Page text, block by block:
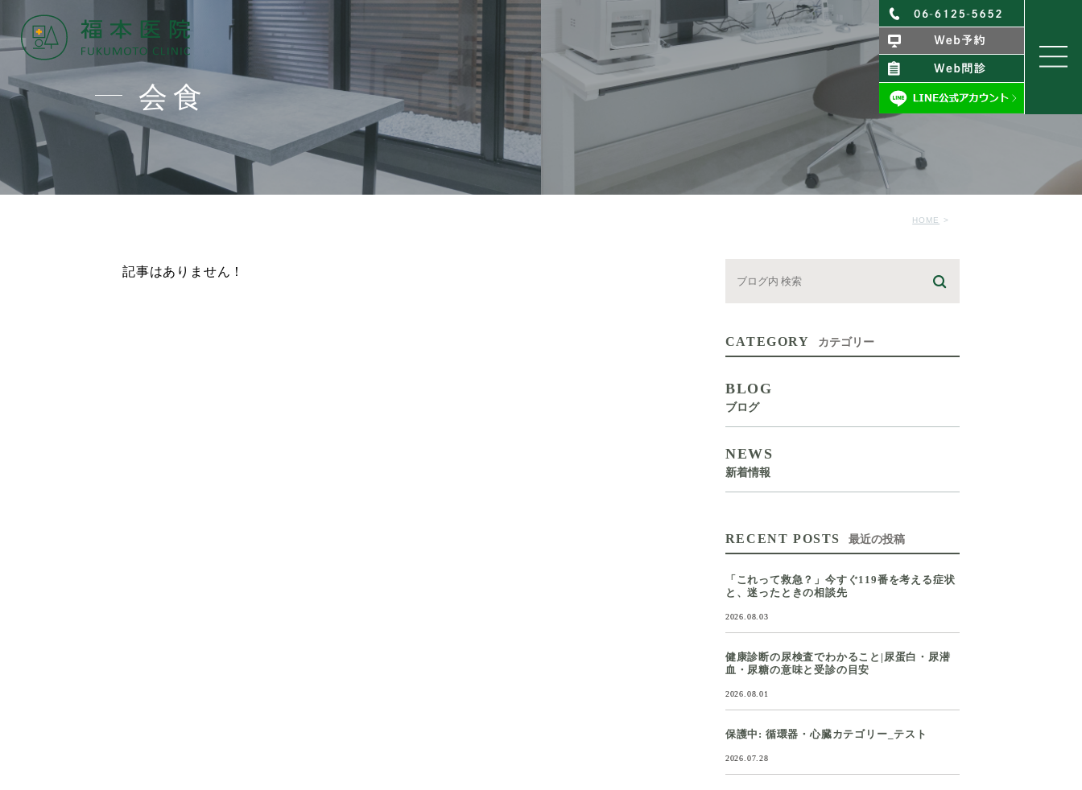
会食
HOME
記事はありません！
CATEGORY カテゴリー
BLOG
ブログ
NEWS
新着情報
RECENT POSTS 最近の投稿
「これって救急？」今すぐ119番を考える症状
と、迷ったときの相談先
2026.08.03
健康診断の尿検査でわかること|尿蛋白・尿潜
血・尿糖の意味と受診の目安
2026.08.01
保護中: 循環器・心臓カテゴリー_テスト
2026.07.28